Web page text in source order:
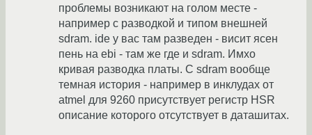
проблемы возникают на голом месте -
например с разводкой и типом внешней
sdram. ide у вас там разведен - висит ясен
пень на ebi - там же где и sdram. Имхо
кривая разводка платы. С sdram вообще
темная история - например в инклудах от
atmel для 9260 присутствует регистр HSR
описание которого отсутствует в даташитах.